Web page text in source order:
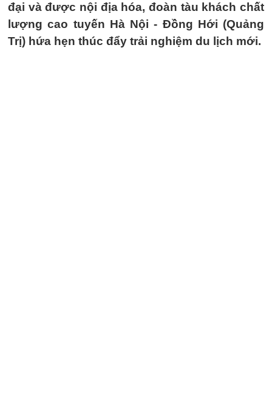
đại và được nội địa hóa, đoàn tàu khách chất
lượng cao tuyến Hà Nội - Đồng Hới (Quảng
Trị) hứa hẹn thúc đẩy trải nghiệm du lịch mới.